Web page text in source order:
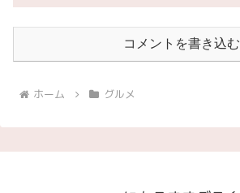
コメントを書き込む
ホーム グルメ